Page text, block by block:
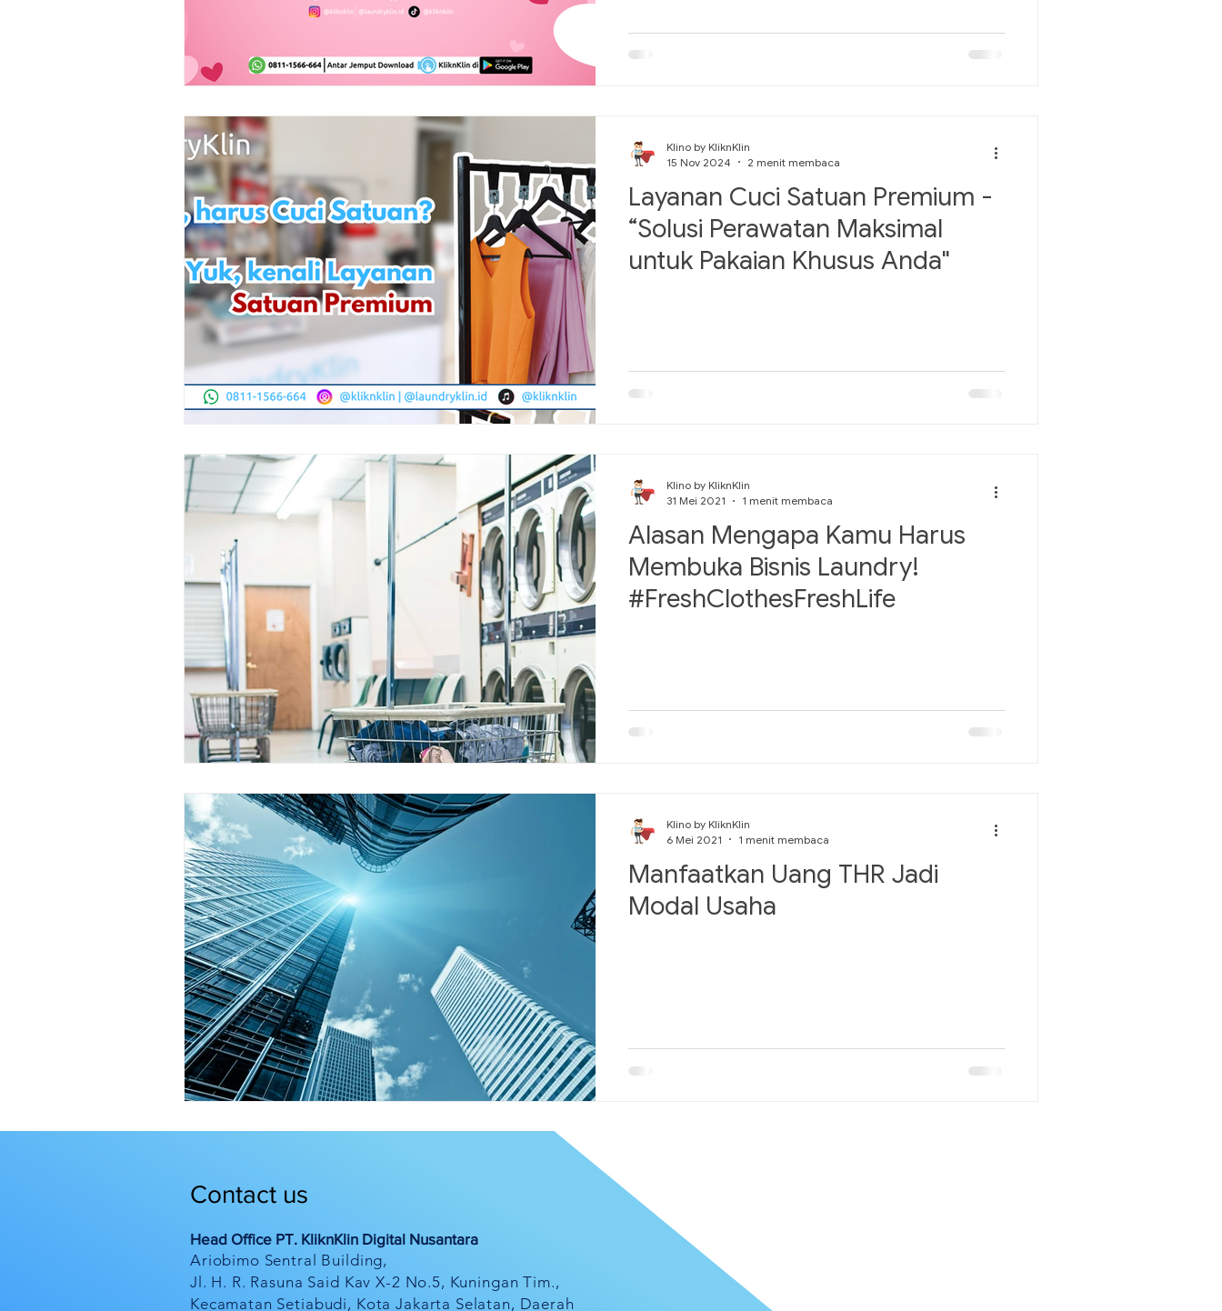
Layanan Cuci Satuan Premium -
“Solusi Perawatan Maksimal
untuk Pakaian Khusus Anda"
Klino by KliknKlin
15 Nov 2024
2 menit membaca
Alasan Mengapa Kamu Harus
Membuka Bisnis Laundry!
#FreshClothesFreshLife
Klino by KliknKlin
31 Mei 2021
1 menit membaca
Manfaatkan Uang THR Jadi
Modal Usaha
Klino by KliknKlin
6 Mei 2021
1 menit membaca
Contact us
Head Office PT. KliknKlin Digital Nusantara
Ariobimo Sentral Building,
Jl. H. R. Rasuna Said Kav X-2 No.5, Kuningan Tim.,
Kecamatan Setiabudi, Kota Jakarta Selatan, Daerah